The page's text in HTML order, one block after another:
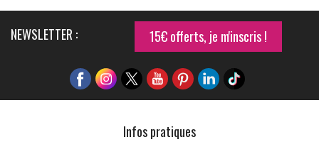
NEWSLETTER : 15€ offerts, je m'inscris !
Infos pratiques